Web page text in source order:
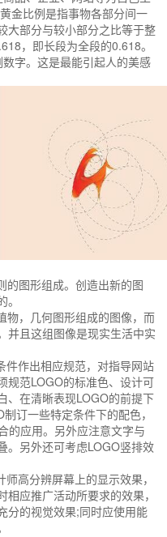
金比例是指事物各部分间一
大部分与较小部分之比等于整
，即长段为全段的0.618。
字。这是最能引起人的美感
的图形组成。创造出新的图
物，几何图形组成的图像，而
并且这组图像是现实生活中实
件作出相应规范，对指导网站
规范LOGO的标准色、设计可
、在清晰表现LOGO的前提下
订一些特定条件下的配色，
的应用。另外应注意文字与
。另外还可考虑LOGO竖排效
高分辨屏幕上的显示效果，
应推广活动所要求的效果，
分的视觉效果;同时应使用能